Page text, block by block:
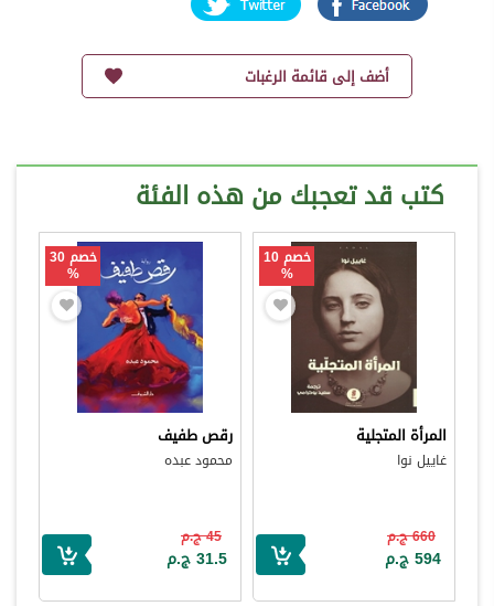
أضف إلى قائمة الرغبات
كتب قد تعجبك من هذه الفئة
خصم 10
%
المرأة المتجلية
غاييل نوا
660 ج.م
594 ج.م
خصم 30
%
رقص طفيف
محمود عبده
45 ج.م
31.5 ج.م